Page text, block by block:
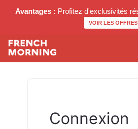
Avantages : Profitez d'exclusivités
VOIR LES OFFRES
Connexion